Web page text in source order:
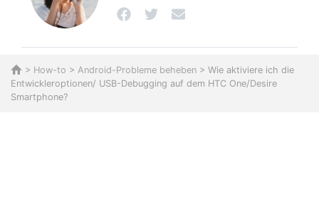
> How-to > Android-Probleme beheben > Wie aktiviere ich die
Entwickleroptionen/ USB-Debugging auf dem HTC One/Desire
Smartphone?